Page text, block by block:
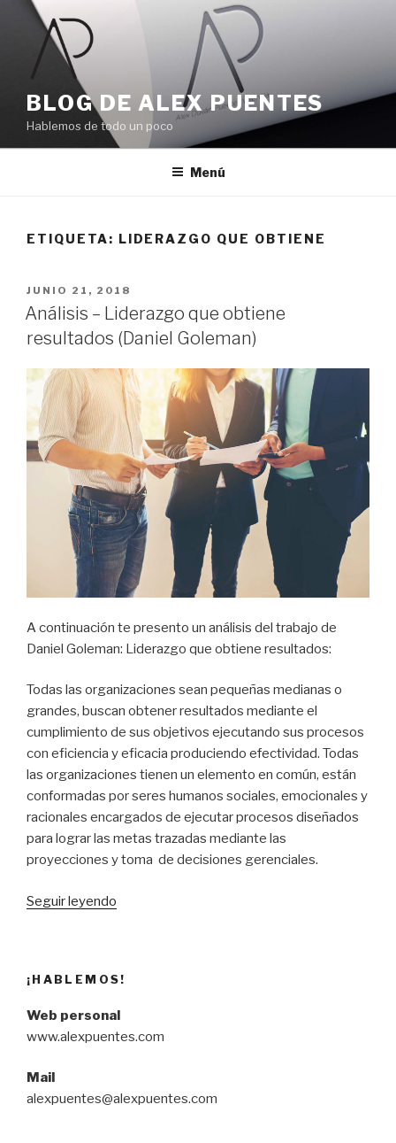
contenido
BLOG DE ALEX PUENTES
Hablemos de todo un poco
Menú
ETIQUETA: LIDERAZGO QUE OBTIENE
PUBLICADO
EL
JUNIO 21, 2018
Análisis – Liderazgo que obtiene
resultados (Daniel Goleman)
A continuación te presento un análisis del trabajo de
Daniel Goleman: Liderazgo que obtiene resultados:
Todas las organizaciones sean pequeñas medianas o
grandes, buscan obtener resultados mediante el
cumplimiento de sus objetivos ejecutando sus procesos
con eficiencia y eficacia produciendo efectividad. Todas
las organizaciones tienen un elemento en común, están
conformadas por seres humanos sociales, emocionales y
racionales encargados de ejecutar procesos diseñados
para lograr las metas trazadas mediante las
proyecciones y toma de decisiones gerenciales.
Seguir leyendo
obtiene
resultados
(Daniel
¡HABLEMOS!
Web personal
www.alexpuentes.com
Mail
alexpuentes@alexpuentes.com